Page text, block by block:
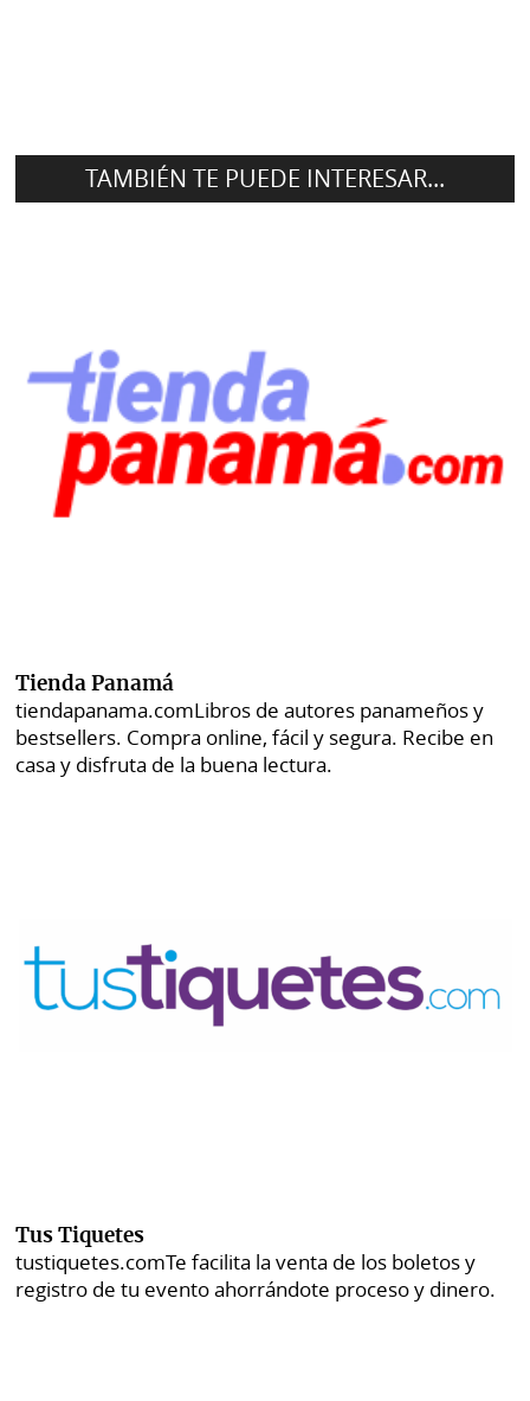
TAMBIÉN TE PUEDE INTERESAR...
Tienda Panamá
tiendapanama.comLibros de autores panameños y
bestsellers. Compra online, fácil y segura. Recibe en
casa y disfruta de la buena lectura.
Tus Tiquetes
tustiquetes.comTe facilita la venta de los boletos y
registro de tu evento ahorrándote proceso y dinero.